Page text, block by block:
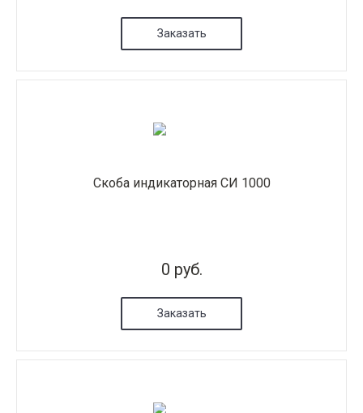
Заказать
Скоба индикаторная СИ 1000
0 руб.
Заказать